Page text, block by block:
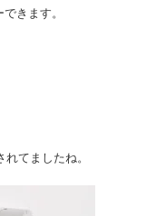
きます。
てましたね。